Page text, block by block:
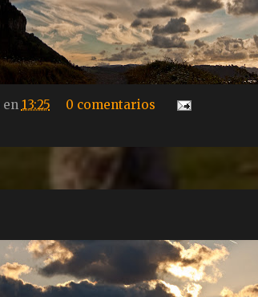
en 13:25
0 comentarios